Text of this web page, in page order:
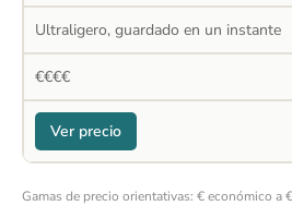
Ultraligero, guardado en un instante
€€€€
Ver precio
Gamas de precio orientativas: € económico a